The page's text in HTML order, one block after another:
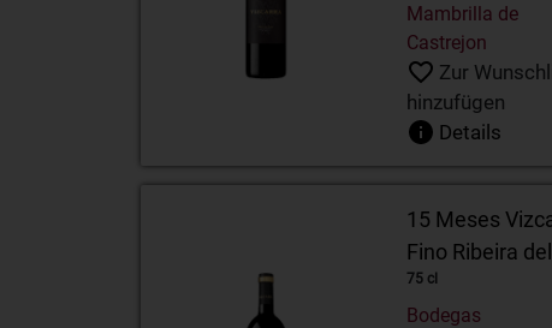
Mambrilla de
Castrejon
Zur
hinzufügen
Details
15 Meses
Fino Ribeira
75 cl
Bodegas